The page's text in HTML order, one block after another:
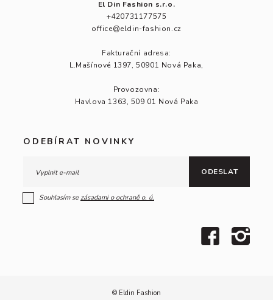
El Din Fashion s.r.o.
+420731177575
office@eldin-fashion.cz
Fakturační adresa:
L.Mašínové 1397, 50901 Nová Paka,
Provozovna:
Havlova 1363, 509 01 Nová Paka
ODEBÍRAT NOVINKY
ODESLAT
Souhlasím se zásadami o ochraně o. ú.
© Eldin Fashion